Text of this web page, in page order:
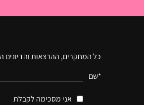
כל המחקרים, ההרצאות והדיונים
*שם
אני מסכימה לקבלת